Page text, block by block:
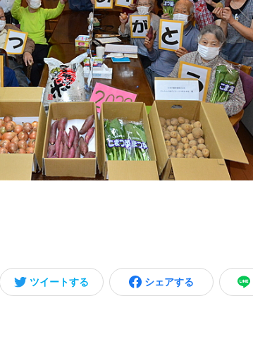
ツイートする シェアする